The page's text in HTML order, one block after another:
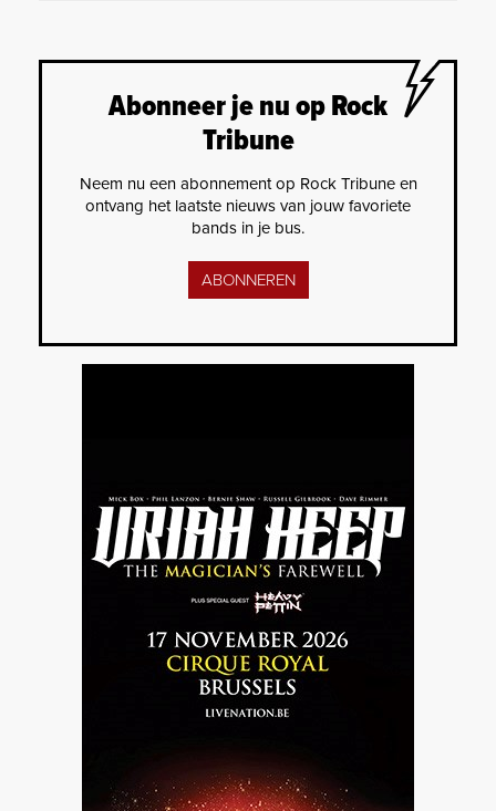
Abonneer je nu op Rock
Tribune
Neem nu een abonnement op Rock Tribune en
ontvang het laatste nieuws van jouw favoriete
bands in je bus.
ABONNEREN